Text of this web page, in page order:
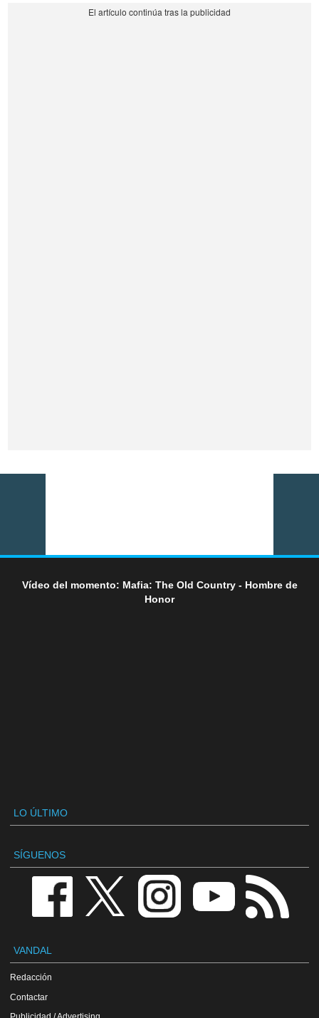
Vídeo del momento: Mafia: The Old Country - Hombre de
Honor
LO ÚLTIMO
SÍGUENOS
VANDAL
Redacción
Contactar